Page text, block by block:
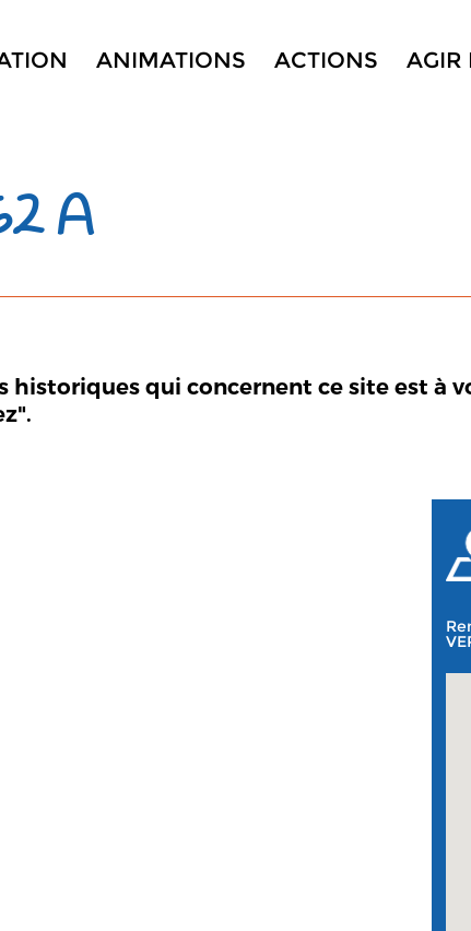
ANIMATIONS ACTIONS AGIR
A
qui concernent ce site est à